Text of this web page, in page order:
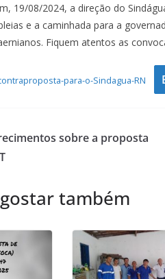
19/08/2024, a direção do
e a caminhada para a
Fiquem atentos as
para-o-Sindagua-RN
sobre a proposta
também